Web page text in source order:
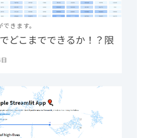
きます。
どこまでできるか！？限